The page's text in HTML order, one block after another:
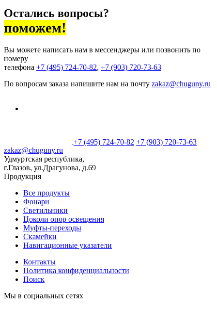
Остались вопросы?
поможем!
Вы можете написать нам в мессенджеры или позвонить по
номеру
телефона +7 (495) 724-70-82, +7 (903) 720-73-63
По вопросам заказа напишите нам на почту zakaz@chuguny.ru
+7 (495) 724-70-82 +7 (903) 720-73-63
zakaz@chuguny.ru
Удмуртская республика,
г.Глазов, ул.Драгунова, д.69
Продукция
Все продукты
Фонари
Светильники
Цоколи опор освещения
Муфты-переходы
Скамейки
Навигационные указатели
Контакты
Политика конфиденциальности
Поиск
Мы в социальных сетях